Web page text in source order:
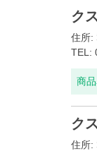
ク
住所:
TEL:
商
ク
住所: